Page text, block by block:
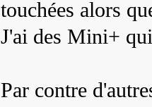
touchées alors
J'ai des Mini+
Par contre